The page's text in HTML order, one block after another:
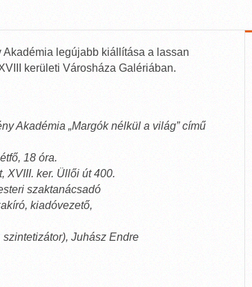
legújabb kiállítása a lassan
kerületi Városháza Galériában.
Akadémia „Margók nélkül a világ” című
18 óra.
XVIII. ker. Üllői út 400.
szaktanácsadó
kiadóvezető,
Juhász Endre